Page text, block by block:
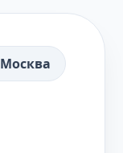
Москва